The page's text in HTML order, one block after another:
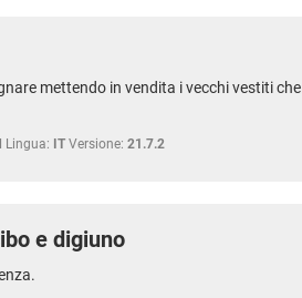
mettendo in vendita i vecchi vestiti che
Lingua: IT Versione: 21.7.2
e digiuno